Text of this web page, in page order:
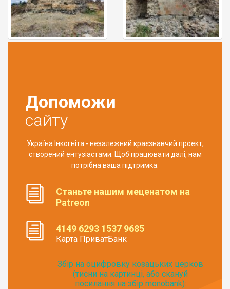
Допоможи
сайту
Україна Інкогніта - незалежний краєзнавчий проект,
створений ентузіастами. Щоб працювати далі, нам
потрібна ваша підтримка.
Станьте нашим меценатом на
Patreon
4149 6293 1537 9685
Карта ПриватБанк
Збір на оцифровку козацьких церков
(тисни на картинці, або скануй
посилання на збір monobank):